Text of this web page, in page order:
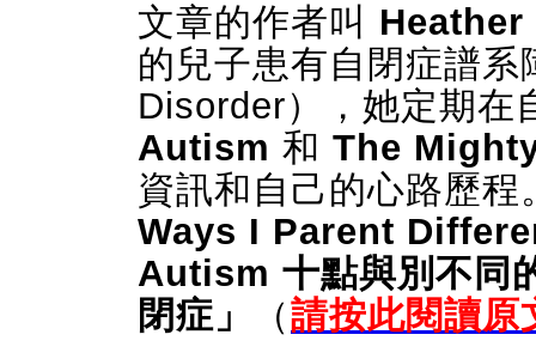
文章的作者叫
的兒子患有自閉症譜系
Disorder），她定期在
Autism 和 The
資訊和自己的心路歷
Ways I Parent
Autism 十點與別不同
閉症 」 （請按此閱讀原